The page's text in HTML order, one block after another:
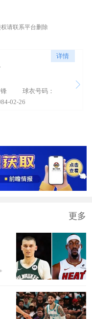
请联系平台删除
详情
球衣号码：
02-26
更多